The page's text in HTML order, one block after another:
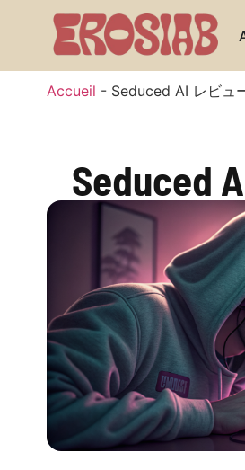
Accueil - Seduced AI レビュ
Seduced